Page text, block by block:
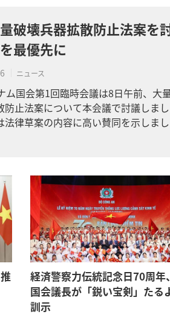
破壊兵器拡散防止法案を
最優先に
ニュース
ム国会第1回臨時会議は8日午前、大
防止法案について本会議で討議しまし
法律草案の内容に高い賛同を示しまし
経済警察力伝統記念日70周年
国会議長が「鋭い宝剣」たる
訓示